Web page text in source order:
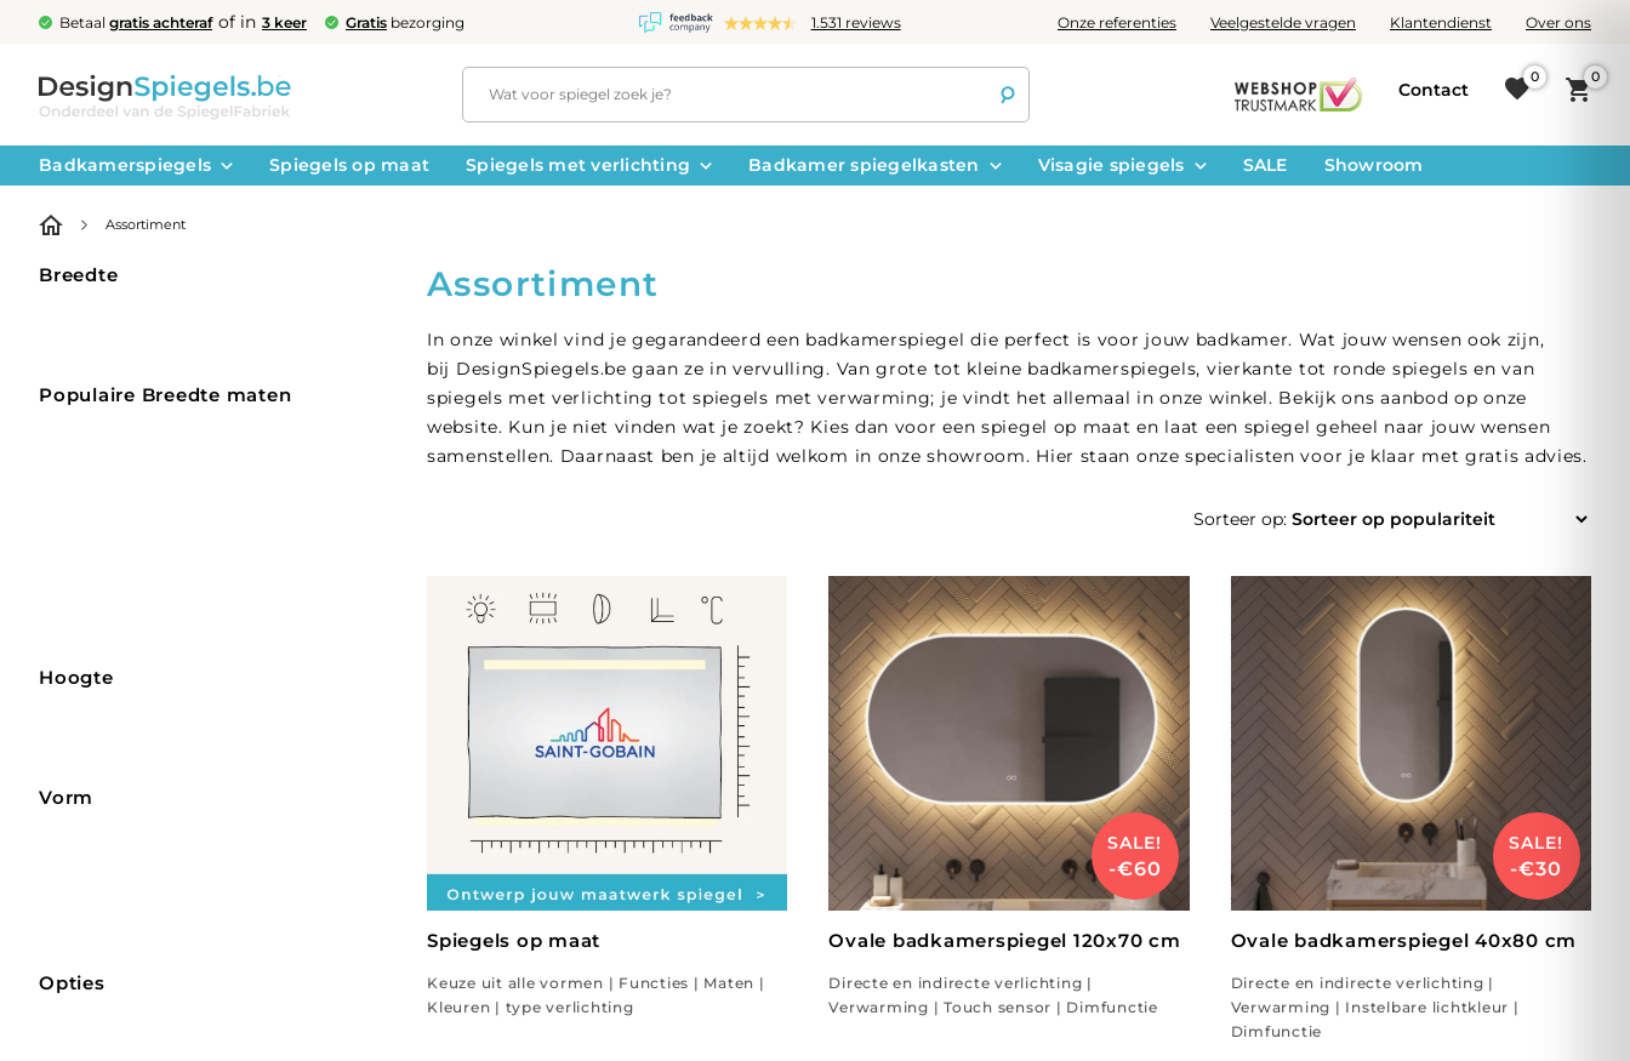
Betaal gratis achteraf of in 3 keer Gratis bezorging 1.531 reviews Onze referenties Veelgestelde vragen Klantendienst Over ons
Contact
0 0
Badkamerspiegels Spiegels op maat Spiegels met verlichting Badkamer spiegelkasten Visagie spiegels SALE Showroom
Assortiment
Breedte
Populaire Breedte maten
Hoogte
Vorm
Opties
Assortiment
In onze winkel vind je gegarandeerd een badkamerspiegel die perfect is voor jouw badkamer. Wat jouw wensen ook zijn,
bij DesignSpiegels.be gaan ze in vervulling. Van grote tot kleine badkamerspiegels, vierkante tot ronde spiegels en van
spiegels met verlichting tot spiegels met verwarming; je vindt het allemaal in onze winkel. Bekijk ons aanbod op onze
website. Kun je niet vinden wat je zoekt? Kies dan voor een spiegel op maat en laat een spiegel geheel naar jouw wensen
samenstellen. Daarnaast ben je altijd welkom in onze showroom. Hier staan onze specialisten voor je klaar met gratis advies.
Sorteer op:
Spiegels op maat
Keuze uit alle vormen | Functies | Maten |
Kleuren | type verlichting
SALE!
-€60
Ovale badkamerspiegel 120x70 cm
Directe en indirecte verlichting |
Verwarming | Touch sensor | Dimfunctie
SALE!
-€30
Ovale badkamerspiegel 40x80 cm
Directe en indirecte verlichting |
Verwarming | Instelbare lichtkleur |
Dimfunctie